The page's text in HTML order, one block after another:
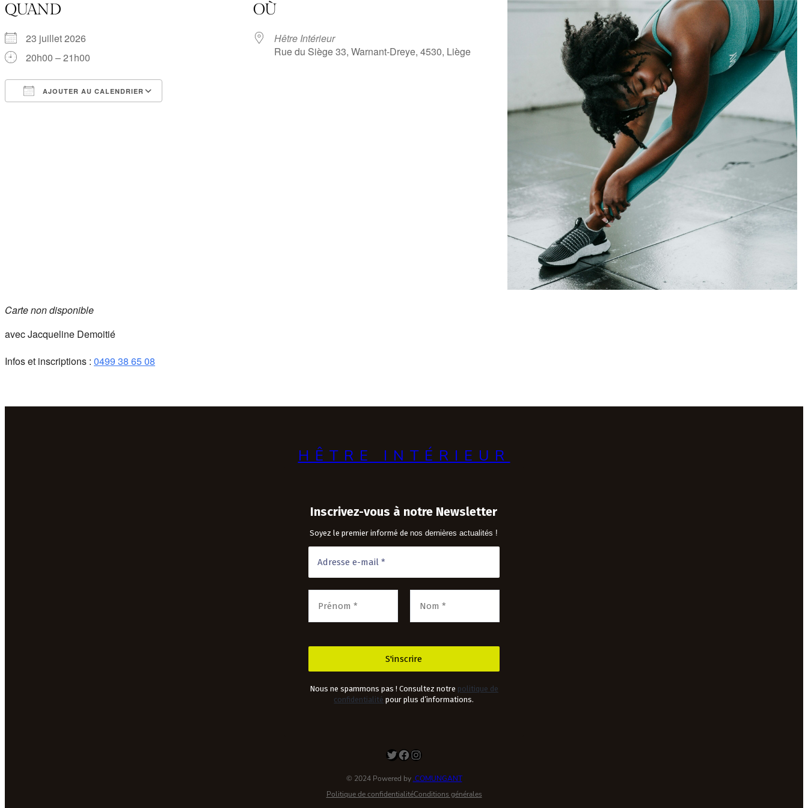
QUAND
23 juillet 2026
20h00 – 21h00
AJOUTER AU CALENDRIER
Office 365 Outlook Live
OÙ
Hêtre Intérieur
Rue du Siège 33, Warnant-Dreye, 4530, Liège
Carte non disponible
avec Jacqueline Demoitié
Infos et inscriptions : 0499 38 65 08
HÊTRE INTÉRIEUR
Inscrivez-vous à notre Newsletter
Soyez le premier informé denos dernières actualités !
Nous ne spammons pas ! Consultez notre politique de
confidentialité pour plus d’informations.
Twitter Facebook Instagram
© 2024 Powered by.COMUNGANT
Politique de confidentialitéConditions générales